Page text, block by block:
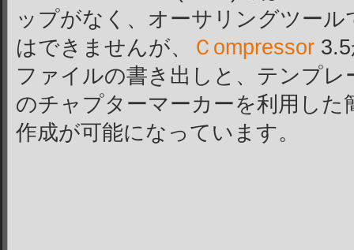
ップがなく、オーサリングツー
はできませんが、
Ｃompressor
ファイルの書き出しと、テンプ
のチャプターマーカーを利用した
作成が可能になっています。